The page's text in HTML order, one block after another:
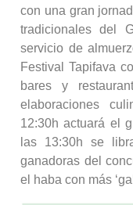
con una gran
tradicionales del
servicio de
Festival Tapifava
bares y
elaboraciones
12:30h actuará el
las 13:30h se
ganadoras del
el haba con más